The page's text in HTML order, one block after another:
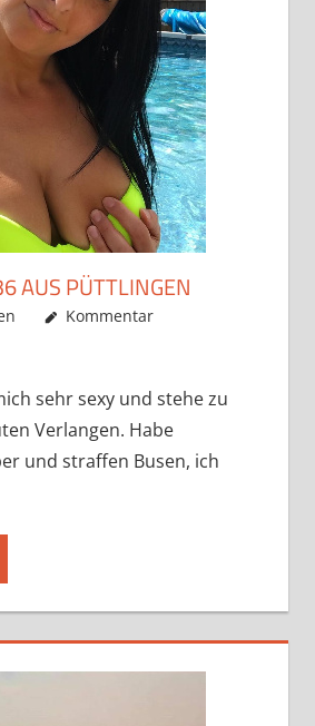
AUS PÜTTLINGEN
Kommentar
sehr sexy und stehe zu
Verlangen. Habe
und straffen Busen, ich